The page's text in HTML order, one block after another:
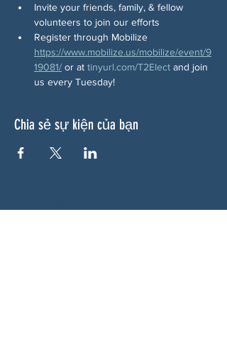
Invite your friends, family, & fellow
volunteers to join our efforts
Register through Mobilize
https://www.mobilize.us/mobilize/event/9
19081/ or at tinyurl.com/T2Elect and join
us every Tuesday!
Chia sẻ sự kiện của bạn
VỀ CHÚNG TÔI